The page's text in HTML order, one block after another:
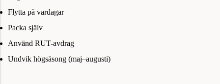
Flytta på vardagar
Packa själv
Använd RUT-avdrag
Undvik högsäsong (maj–augusti)